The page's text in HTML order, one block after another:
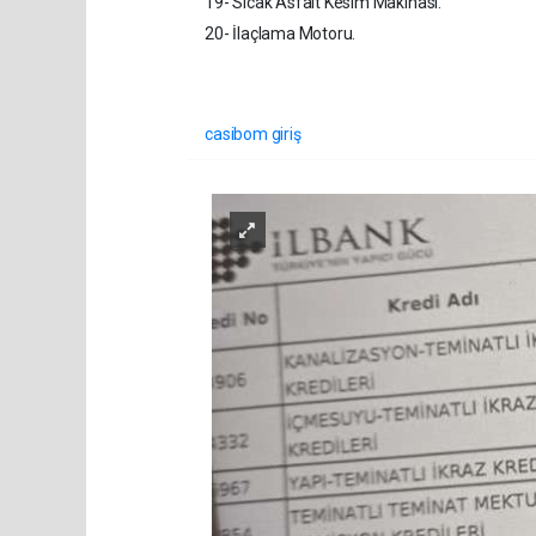
20- İlaçlama Motoru.
casibom giriş